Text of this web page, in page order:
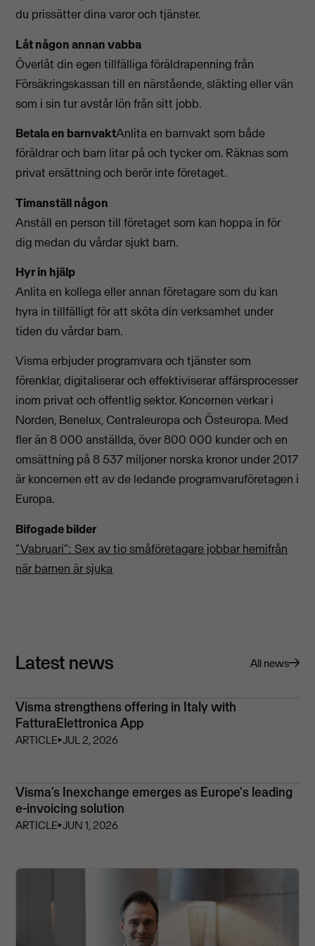
du prissätter dina varor och tjänster.
Låt någon annan vabba
Överlåt din egen tillfälliga föräldrapenning från
Försäkringskassan till en närstående, släkting eller vän
som i sin tur avstår lön från sitt jobb.
Betala en barnvaktAnlita en barnvakt som både
föräldrar och barn litar på och tycker om. Räknas som
privat ersättning och berör inte företaget.
Timanställ någon
Anställ en person till företaget som kan hoppa in för
dig medan du vårdar sjukt barn.
Hyr in hjälp
Anlita en kollega eller annan företagare som du kan
hyra in tillfälligt för att sköta din verksamhet under
tiden du vårdar barn.
Visma erbjuder programvara och tjänster som
förenklar, digitaliserar och effektiviserar affärsprocesser
inom privat och offentlig sektor. Koncernen verkar i
Norden, Benelux, Centraleuropa och Östeuropa. Med
fler än 8 000 anställda, över 800 000 kunder och en
omsättning på 8 537 miljoner norska kronor under 2017
är koncernen ett av de ledande programvaruföretagen i
Europa.
Bifogade bilder
”Vabruari”: Sex av tio småföretagare jobbar hemifrån
när barnen är sjuka
Latest news All news
Visma strengthens offering in Italy with
FatturaElettronica App
ARTICLE⏵JUL 2, 2026
Visma’s Inexchange emerges as Europe's leading
e-invoicing solution
ARTICLE⏵JUN 1, 2026